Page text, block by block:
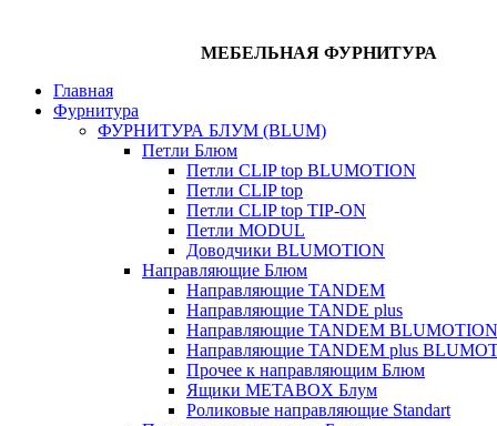
МЕБЕЛЬНАЯ ФУРНИТУРА
Главная
Фурнитура
ФУРНИТУРА БЛУМ (BLUM)
Петли Блюм
Петли CLIP top BLUMOTION
Петли CLIP top
Петли CLIP top TIP-ON
Петли MODUL
Доводчики BLUMOTION
Направляющие Блюм
Направляющие TANDEM
Направляющие TANDE plus
Направляющие TANDEM BLUMOTION
Направляющие TANDEM plus
Прочее к направляющим Блюм
Ящики METABOX Блум
Роликовые направляющие Standart